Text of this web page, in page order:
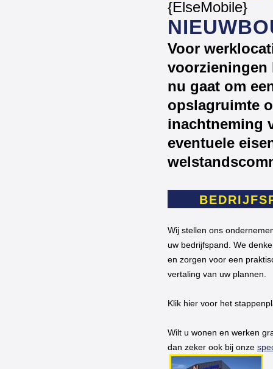
{ElseMobile}
Voor
voorzieningen
nu gaat om
opslagruimte
inachtneming
eventuele
Wij stellen ons
uw bedrijfspand. We
en zorgen voor een
vertaling van uw plannen.
Klik hier voor het
Wilt u wonen en werken
dan zeker ook bij onze